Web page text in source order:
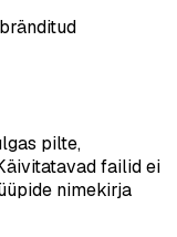
pilte,
failid ei
nimekirja